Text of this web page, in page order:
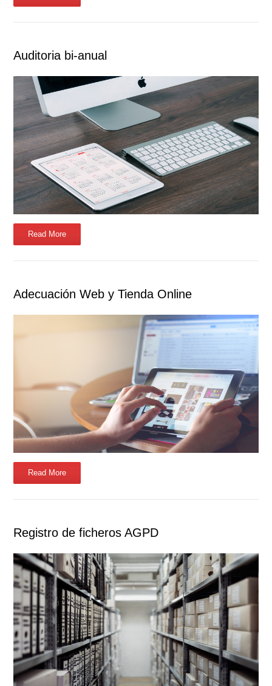
Auditoria bi-anual
Read More
Adecuación Web y Tienda Online
Read More
Registro de ficheros AGPD